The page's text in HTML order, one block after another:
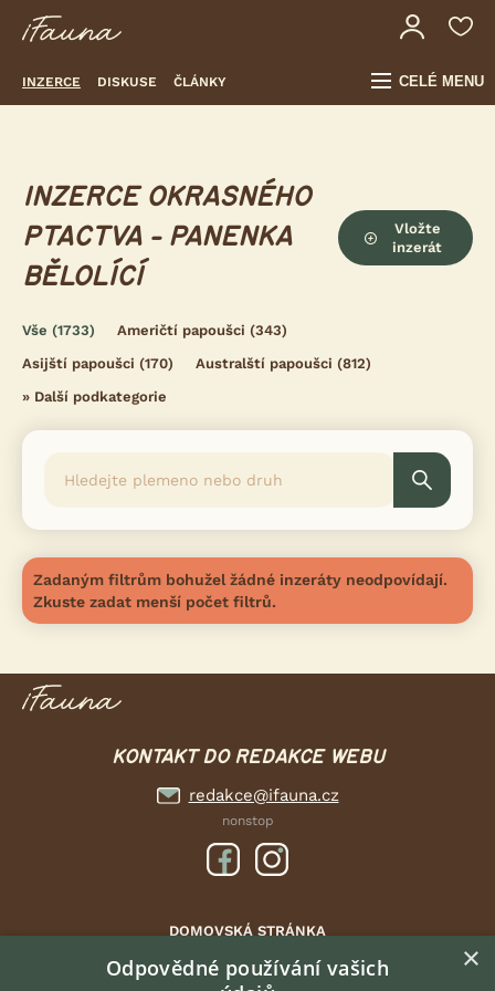
INZERCE DISKUSE ČLÁNKY CELÉ MENU
INZERCE OKRASNÉHO
PTACTVA - PANENKA
BĚLOLÍCÍ
Vložte
inzerát
Vše (1733) Američtí papoušci (343)
Asijští papoušci (170) Australští papoušci (812)
» Další podkategorie
Zadaným filtrům bohužel žádné inzeráty neodpovídají.
Zkuste zadat menší počet filtrů.
KONTAKT DO REDAKCE WEBU
redakce@ifauna.cz
nonstop
DOMOVSKÁ STRÁNKA
INZERCE
×
Odpovědné používání vašich